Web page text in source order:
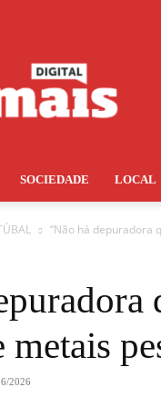
SOCIEDADE LOCAL
“Não há depuradora
metais
2026